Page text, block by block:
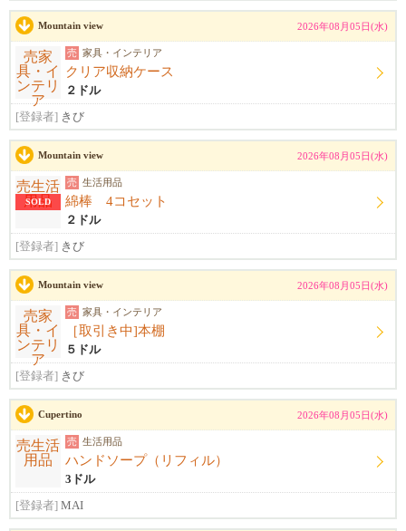
Mountain view 2026年08月05日(水)
売 家具・インテリア
クリア収納ケース
２ドル
[登録者] きび
Mountain view 2026年08月05日(水)
SOLD
売 生活用品
綿棒 4コセット
２ドル
[登録者] きび
Mountain view 2026年08月05日(水)
売 家具・インテリア
［取引き中]本棚
５ドル
[登録者] きび
Cupertino 2026年08月05日(水)
売 生活用品
ハンドソープ（リフィル）
3ドル
[登録者] MAI